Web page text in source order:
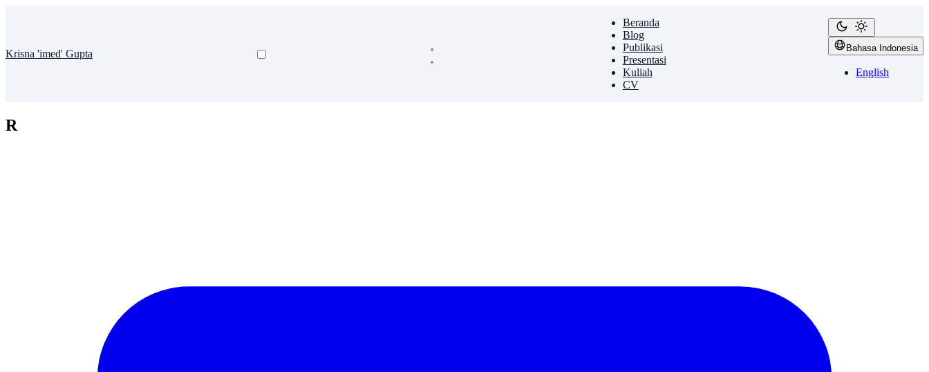
Krisna 'imed' Gupta
Beranda
Blog
Publikasi
Presentasi
Kuliah
CV
Bahasa Indonesia
English
R